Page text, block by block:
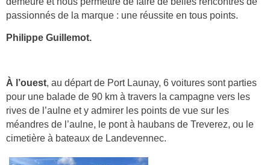
passionnés de la marque : une réussite en tous points.
Philippe Guillemot.
À l’ouest, au départ de Port Launay, 6 voitures sont parties
pour une balade de 90 km à travers la campagne vers les
rives de l’aulne et y admirer les points de vue sur les
méandres de l’aulne, le pont à haubans de Treverez, ou le
cimetière à bateaux de Landevennec.